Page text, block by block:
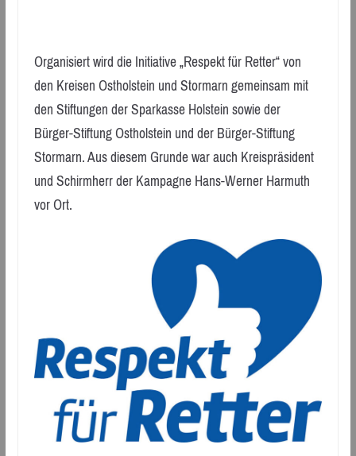
Organisiert wird die Initiative „Respekt für Retter“ von
den Kreisen Ostholstein und Stormarn gemeinsam mit
den Stiftungen der Sparkasse Holstein sowie der
Bürger-Stiftung Ostholstein und der Bürger-Stiftung
Stormarn. Aus diesem Grunde war auch Kreispräsident
und Schirmherr der Kampagne Hans-Werner Harmuth
vor Ort.